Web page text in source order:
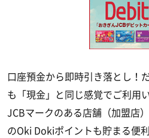
口座預金から即時引き落とし！
も「現金」と同じ感覚でご利用
JCBマークのある店舗（加盟店
のOki Dokiポイントも貯まる便